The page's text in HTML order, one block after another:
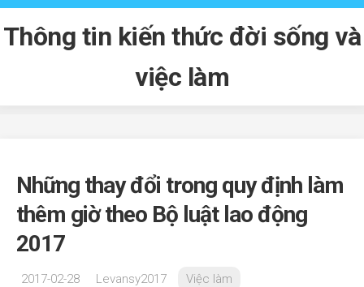
Skip
to
content
Thông tin kiến thức đời sống và
việc làm
Những thay đổi trong quy định làm
thêm giờ theo Bộ luật lao động
2017
2017-02-28 Levansy2017 Việc làm